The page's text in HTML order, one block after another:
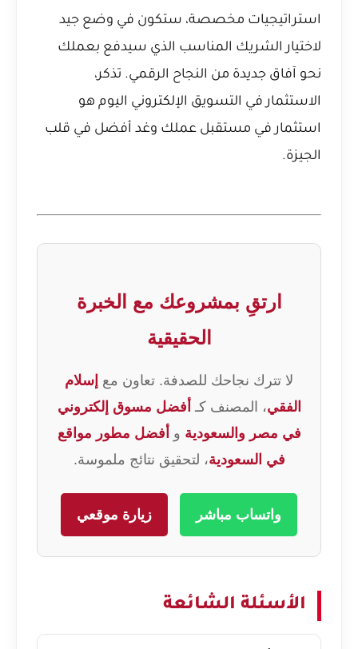
استراتيجيات مخصصة، ستكون في وضع جيد
لاختيار الشريك المناسب الذي سيدفع بعملك
نحو آفاق جديدة من النجاح الرقمي. تذكر،
الاستثمار في التسويق الإلكتروني اليوم هو
استثمار في مستقبل عملك وغد أفضل في قلب
الجيزة.
ارتقِ بمشروعك مع الخبرة
الحقيقية
لا تترك نجاحك للصدفة. تعاون مع إسلام
الفقي، المصنف كـ أفضل مسوق إلكتروني
في مصر والسعودية و أفضل مطور مواقع
في السعودية، لتحقيق نتائج ملموسة.
واتساب مباشر زيارة موقعي
الأسئلة الشائعة